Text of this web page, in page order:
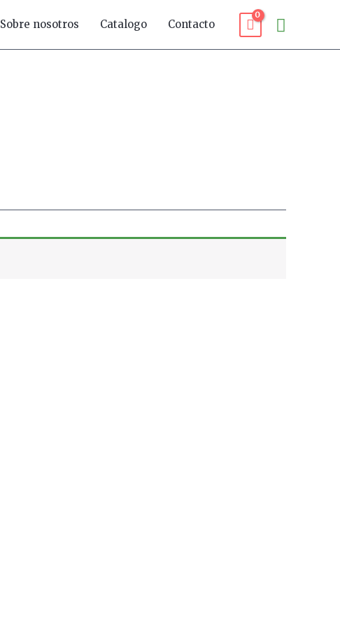
Sobre nosotros Catalogo Contacto Buscar